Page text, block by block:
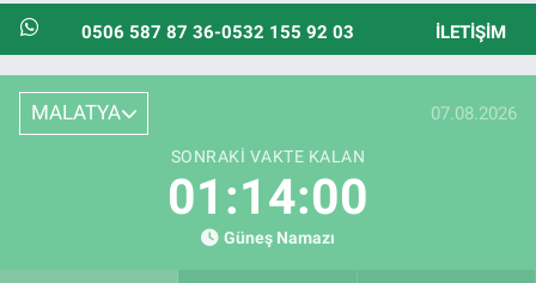
0506 587 87 36-0532 155 92 03 İLETIŞIM
MALATYA 07.08.2026
SONRAKI VAKTE KALAN
01:13:59
Güneş Namazı